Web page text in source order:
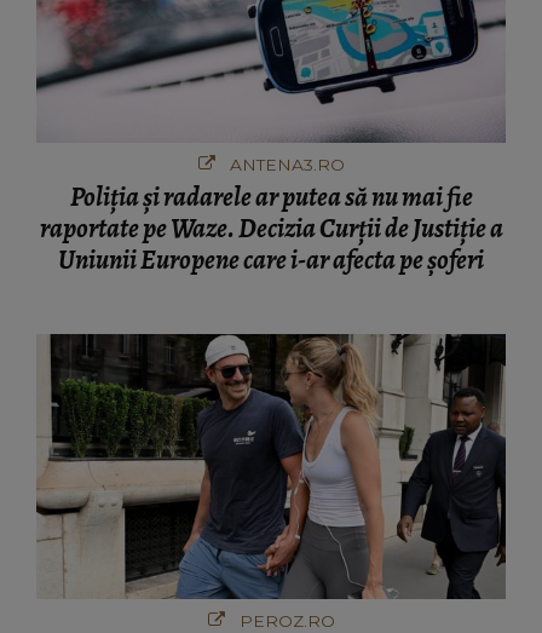
ANTENA3.RO
Poliţia şi radarele ar putea să nu mai fie
raportate pe Waze. Decizia Curţii de Justiție a
Uniunii Europene care i-ar afecta pe şoferi
PEROZ.RO